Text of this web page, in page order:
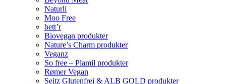
Naturli
Moo Free
bett’r
Biovegan produkter
Nature’s Charm produkter
Veganz
So free – Plamil produkter
Rømer Vegan
Seitz Glutenfrei & ALB GOLD produkter